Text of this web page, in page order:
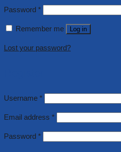
Password *
Remember me Log in
Lost your password?
Username *
Email address *
Password *